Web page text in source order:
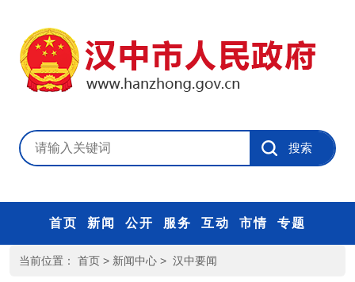
首页 新闻 公开 服务 互动 市情 专题
当前位置： 首页 > 新闻中心 > 汉中要闻